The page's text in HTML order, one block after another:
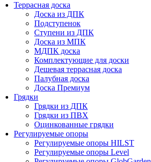
Террасная доска
Доска из ДПК
Подступенок
Ступени из ДПК
Доска из МПК
МДПК доска
Комплектующие для доски
Дешевая террасная доска
Палубная доска
Доска Премиум
Грядки
Грядки из ДПК
Грядки из ПВХ
Оцинкованные грядки
Регулируемые опоры
Регулируемые опоры HILST
Регулируемые опоры Level